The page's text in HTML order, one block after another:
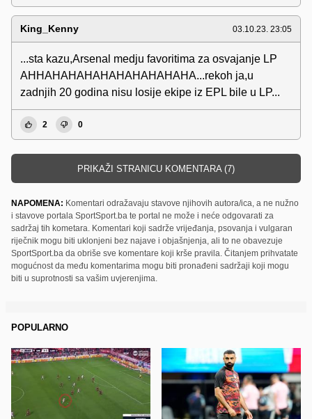
King_Kenny 03.10.23. 23:05
...sta kazu,Arsenal medju favoritima za osvajanje LP
AHHAHAHAHAHAHAHAHAHAHA...rekoh ja,u
zadnjih 20 godina nisu losije ekipe iz EPL bile u LP...
2 0
PRIKAŽI STRANICU KOMENTARA (7)
NAPOMENA: Komentari odražavaju stavove njihovih autora/ica, a ne nužno
i stavove portala SportSport.ba te portal ne može i neće odgovarati za
sadržaj tih kometara. Komentari koji sadrže vrijeđanja, psovanja i vulgaran
riječnik mogu biti uklonjeni bez najave i objašnjenja, ali to ne obavezuje
SportSport.ba da obriše sve komentare koji krše pravila. Čitanjem prihvatate
mogućnost da među komentarima mogu biti pronađeni sadržaji koji mogu
biti u suprotnosti sa vašim uvjerenjima.
POPULARNO